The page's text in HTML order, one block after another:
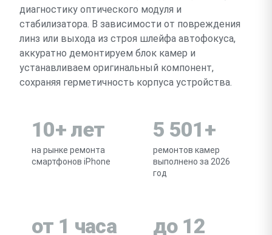
диагностику оптического модуля и
стабилизатора. В зависимости от повреждения
линз или выхода из строя шлейфа автофокуса,
аккуратно демонтируем блок камер и
устанавливаем оригинальный компонент,
сохраняя герметичность корпуса устройства.
10+ лет
на рынке ремонта
смартфонов iPhone
5 501+
ремонтов камер
выполнено за 2026
год
от 1 часа
до 12